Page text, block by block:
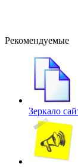
Рекомендуемые
Зеркало